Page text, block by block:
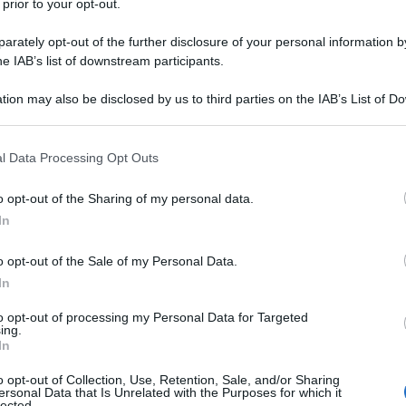
to your opt-out.
opt-out of the further disclosure of your personal information
IAB’s list of downstream participants.
may also be disclosed by us to third parties on the IAB’s List of
but not limited to your visit or usage behaviour. You may
consent section.
Data Processing Opt Outs
opt-out of the Sharing of my personal data.
opt-out of the Sale of my Personal Data.
opt-out of processing my Personal Data for Targeted
opt-out of Collection, Use, Retention, Sale, and/or Sharing
Data that Is Unrelated with the Purposes for which it
alcanale YouTube
tasse” fino a
che arriva è relativa agli